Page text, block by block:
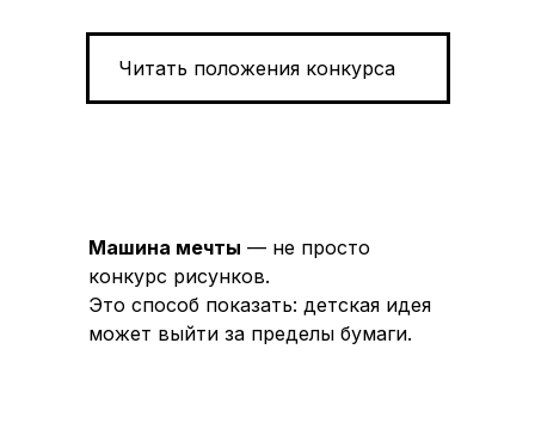
Читать положения конкурса
Машина мечты — не просто
конкурс рисунков.
Это способ показать: детская идея
может выйти за пределы бумаги.